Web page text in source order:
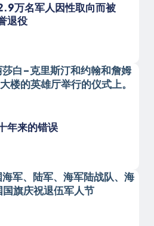
万名军人因性取向而被
退役
年来的错误